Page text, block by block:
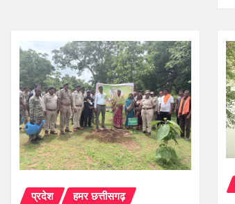
प्रदेश हमर छत्तीसगढ़